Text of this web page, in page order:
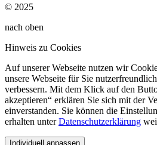
© 2025
nach oben
Hinweis zu Cookies
Auf unserer Webseite nutzen wir
unsere Webseite für Sie
verbessern. Mit dem Klick auf den
akzeptieren“ erklären Sie sich mit der
einverstanden. Sie können die
erhalten unterDatenschutzerklärung
Individuell anpassen